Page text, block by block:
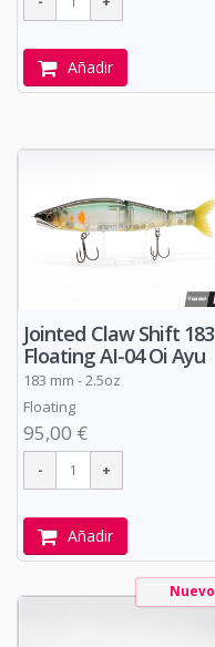
Añadir
Jointed Claw Shift 183
Floating AI-04 Oi Ayu
183 mm - 2.5oz
Floating
95,00 €
Añadir
Nuevo